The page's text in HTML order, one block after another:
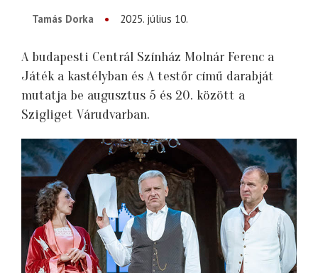
Tamás Dorka 2025. július 10.
A budapesti Centrál Színház Molnár Ferenc a
Játék a kastélyban és A testőr című darabját
mutatja be augusztus 5 és 20. között a
Szigliget Várudvarban.